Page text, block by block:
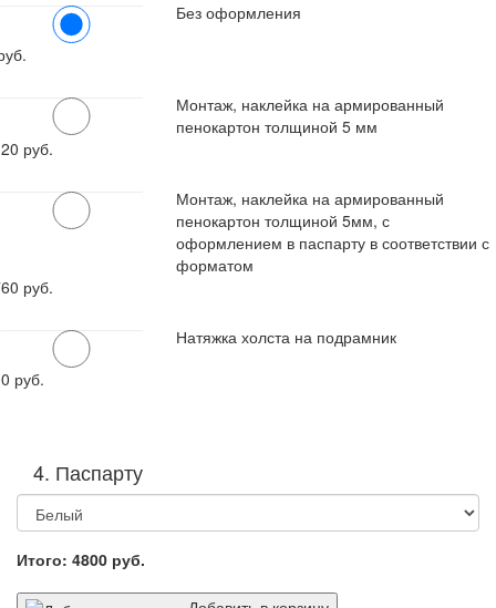
Без оформления
Монтаж, наклейка на армированный
пенокартон толщиной 5 мм
руб.
Монтаж, наклейка на армированный
пенокартон толщиной 5мм, с
оформлением в паспарту в соответствии с
форматом
руб.
Натяжка холста на подрамник
руб.
4. Паспарту
Итого: 4800 руб.